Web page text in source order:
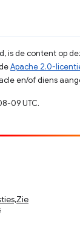
is de content op
Apache 2.0-
en/of diens
09 UTC.